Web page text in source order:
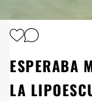
ESPERABA
LA